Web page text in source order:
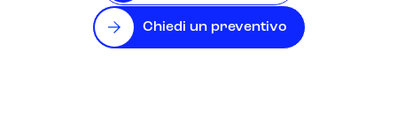
Chiedi un preventivo